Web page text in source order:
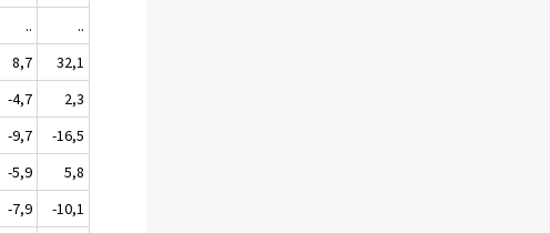
..
..
8,7
32,1
-4,7
2,3
-9,7
-16,5
-5,9
5,8
-7,9
-10,1